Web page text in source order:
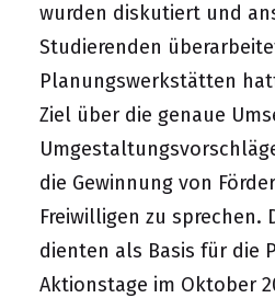
wurden diskutiert und
Studierenden
Planungswerkstätten
Ziel über die genaue
die Gewinnung von
Freiwilligen zu sprechen.
dienten als Basis für die
Aktionstage im Oktober